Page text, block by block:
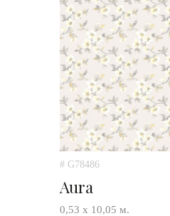
# G78486
Aura
0,53 х 10,05 м.